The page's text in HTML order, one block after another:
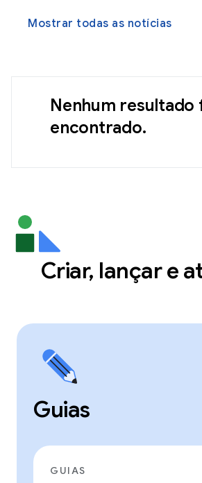
Mostrar todas as notícias
Nenhum resultado
encontrado.
Criar, lançar e
Guias
GUIAS